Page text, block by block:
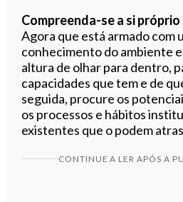
Compreenda-se a si próprio
Agora que está armado com
conhecimento do ambiente
altura de olhar para dentro,
capacidades que tem e de
seguida, procure os
os processos e hábitos
existentes que o podem
CONTINUE A LER APÓS A